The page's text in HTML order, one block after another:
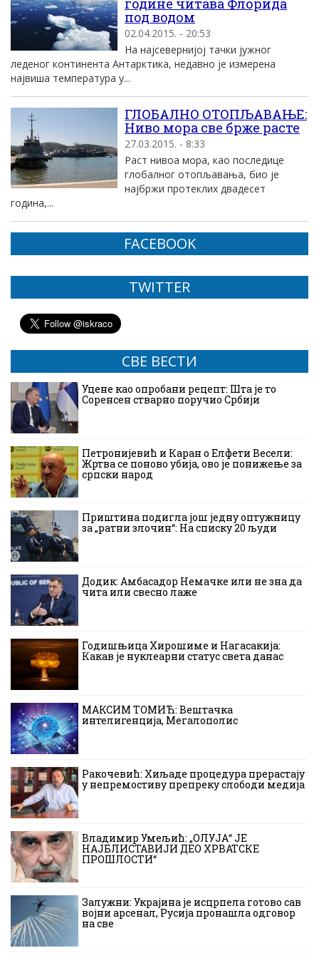
године читава Флорида
под водом
02.04.2015. - 20:53
На најсевернијој тачки јужног
леденог континента Антарктика, недавно је измерена
највиша температура у...
ГЛОБАЛНО ОТОПЉАВАЊЕ:
Ниво мора све брже расте
27.03.2015. - 8:33
Раст нивоа мора, као последице
глобалног отопљавања, био је
најбржи протеклих двадесет
година,...
FACEBOOK
TWITTER
СВЕ ВЕСТИ
Уцене као опробани рецепт: Шта је то
Соренсен стварно поручио Србији
Петронијевић и Каран о Елфети Весели:
Жртва се поново убија, ово је понижење за
српски народ
Приштина подигла још једну оптужницу
за „ратни злочин“: На списку 20 људи
Додик: Амбасадор Немачке или не зна да
чита или свесно лаже
Годишњица Хирошиме и Нагасакија:
Какав је нуклеарни статус света данас
МАКСИМ ТОМИЋ: Вештачка
интелигенција, Мегалополис
Ракочевић: Хиљаде процедура прерастају
у непремостиву препреку слободи медија
Владимир Умељић: „ОЛУЈА“ ЈЕ
НАЈБЛИСТАВИЈИ ДЕО ХРВАТСКЕ
ПРОШЛОСТИ“
Залужни: Украјина је исцрпела готово сав
војни арсенал, Русија пронашла одговор
на све